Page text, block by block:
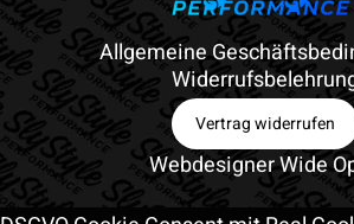
Allgemeine
Vertrag widerrufen
Webdesigner Wide